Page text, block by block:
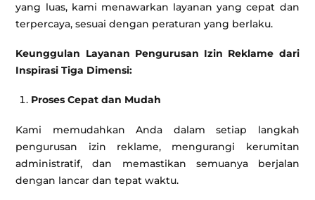
yang luas, kami menawarkan layanan yang cepat dan
terpercaya, sesuai dengan peraturan yang berlaku.
Keunggulan Layanan Pengurusan Izin Reklame dari
Inspirasi Tiga Dimensi:
Proses Cepat dan Mudah
Kami memudahkan Anda dalam setiap langkah
pengurusan izin reklame, mengurangi kerumitan
administratif, dan memastikan semuanya berjalan
dengan lancar dan tepat waktu.